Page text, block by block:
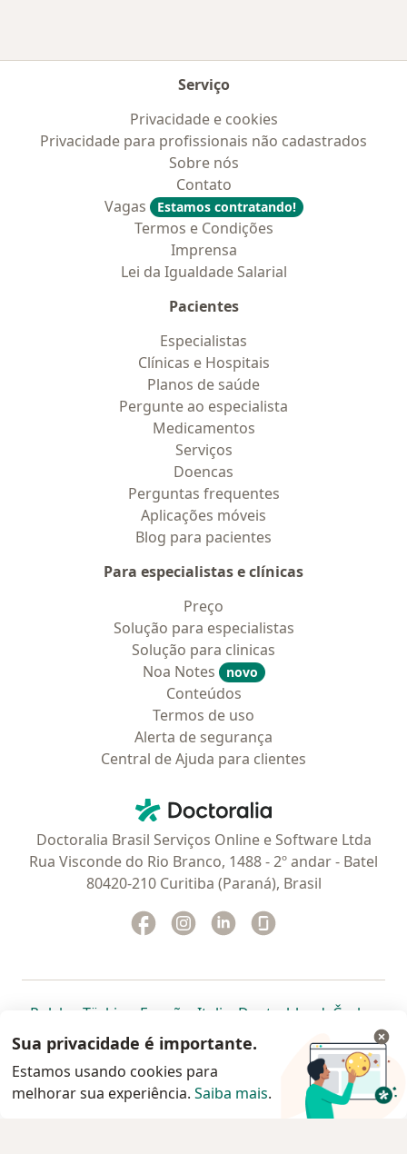
Serviço
Privacidade e cookies
Privacidade para profissionais não cadastrados
Sobre nós
Contato
Vagas
Estamos contratando!
Termos e Condições
Imprensa
Lei da Igualdade Salarial
Pacientes
Especialistas
Clínicas e Hospitais
Planos de saúde
Pergunte ao especialista
Medicamentos
Serviços
Doencas
Perguntas frequentes
Aplicações móveis
Blog para pacientes
Para especialistas e clínicas
Preço
Solução para especialistas
Solução para clinicas
Noa Notes
novo
Conteúdos
Termos de uso
Alerta de segurança
Central de Ajuda para clientes
Doctoralia - Homepage
Doctoralia Brasil Serviços Online e Software Ltda
Rua Visconde do Rio Branco, 1488 - 2º andar - Batel
80420-210 Curitiba (Paraná), Brasil
Facebook
abre num novo separador
Instagram
abre num novo separador
Linkedin
abre num novo
Polska abre num novo separador
Türkiye abre num novo separador
España abre num novo separador
Italia abre num novo
Deutschlandabre num
Česko
Portugal abre num novo separador
, México abre num novo separador
, abre num novo separador
Brasil abre num novoabre num
abre
Colombia abre num novo
www.doctoralia.com.br © 2026 - Agende agora sua
Sua privacidade é importante.
Estamos usando cookies para
melhorar sua experiência. Saiba mais.